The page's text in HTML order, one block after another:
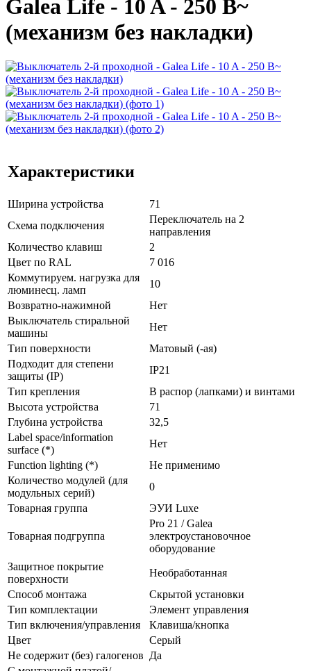
Galea Life - 10 A - 250 В~
(механизм без накладки)
Характеристики
Ширина устройства
71
Схема подключения
Переключатель на 2
направления
Количество клавиш
2
Цвет по RAL
7 016
Коммутируем. нагрузка для
люминесц. ламп
10
Возвратно-нажимной
Нет
Выключатель стиральной
машины
Нет
Тип поверхности
Матовый (-ая)
Подходит для степени
защиты (IP)
IP21
Тип крепления
В распор (лапками) и винтами
Высота устройства
71
Глубина устройства
32,5
Label space/information
surface (*)
Нет
Function lighting (*)
Не применимо
Количество модулей (для
модульных серий)
0
Товарная группа
ЭУИ Luxe
Товарная подгруппа
Pro 21 / Galea
электроустановочное
оборудование
Защитное покрытие
поверхности
Необработанная
Способ монтажа
Скрытой установки
Тип комплектации
Элемент управления
Тип включения/управления
Клавиша/кнопка
Цвет
Серый
Не содержит (без) галогенов Да